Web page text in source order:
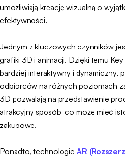
umożliwiają kreację wizualną o
efektywności.
Jednym z kluczowych czynników
grafiki 3D i animacji. Dzięki temu
bardziej interaktywny i dynamiczny,
odbiorców na różnych poziomach
3D pozwalają na przedstawienie
atrakcyjny sposób, co może mieć
zakupowe.
Ponadto, technologie AR